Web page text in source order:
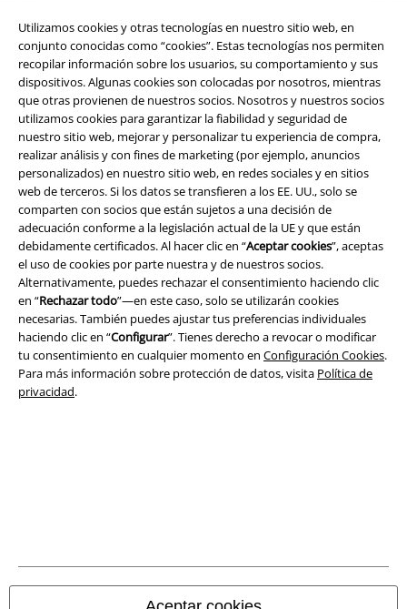
Utilizamos cookies y otras tecnologías en nuestro sitio web, en
conjunto conocidas como “cookies”. Estas tecnologías nos permiten
recopilar información sobre los usuarios, su comportamiento y sus
dispositivos. Algunas cookies son colocadas por nosotros, mientras
que otras provienen de nuestros socios. Nosotros y nuestros socios
utilizamos cookies para garantizar la fiabilidad y seguridad de
nuestro sitio web, mejorar y personalizar tu experiencia de compra,
realizar análisis y con fines de marketing (por ejemplo, anuncios
personalizados) en nuestro sitio web, en redes sociales y en sitios
web de terceros. Si los datos se transfieren a los EE. UU., solo se
comparten con socios que están sujetos a una decisión de
adecuación conforme a la legislación actual de la UE y que están
debidamente certificados. Al hacer clic en “Aceptar cookies”, aceptas
el uso de cookies por parte nuestra y de nuestros socios.
Alternativamente, puedes rechazar el consentimiento haciendo clic
en “Rechazar todo”—en este caso, solo se utilizarán cookies
necesarias. También puedes ajustar tus preferencias individuales
haciendo clic en “Configurar”. Tienes derecho a revocar o modificar
tu consentimiento en cualquier momento en Configuración Cookies.
Para más información sobre protección de datos, visita Política de
privacidad.
Legal
Términos y Condiciones
Aviso Legal
Ley protección de datos
Eliminación de residuos y protección del medioambiente
Declaración de Conformidad
Información sobre accesibilidad